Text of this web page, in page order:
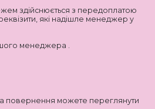
здійснюється з передоплатою
які надішле менеджер у
менеджера .
повернення можете переглянути